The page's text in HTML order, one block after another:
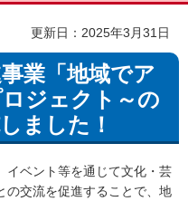
更新日：2025年3月31日
業「地域でア
ジェクト～の
ました！
イベント等を通じて文化・芸
の交流を促進することで、地